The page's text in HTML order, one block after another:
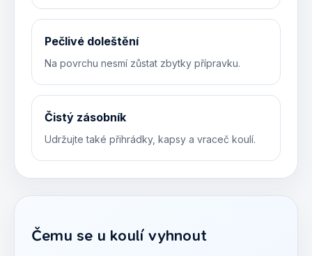
Pečlivé doleštění
Na povrchu nesmí zůstat zbytky přípravku.
Čistý zásobník
Udržujte také přihrádky, kapsy a vraceč koulí.
Čemu se u koulí vyhnout